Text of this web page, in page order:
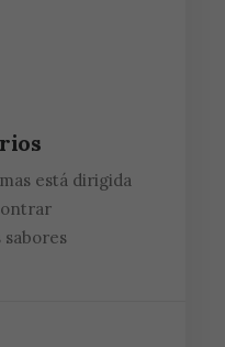
está dirigida
sabores